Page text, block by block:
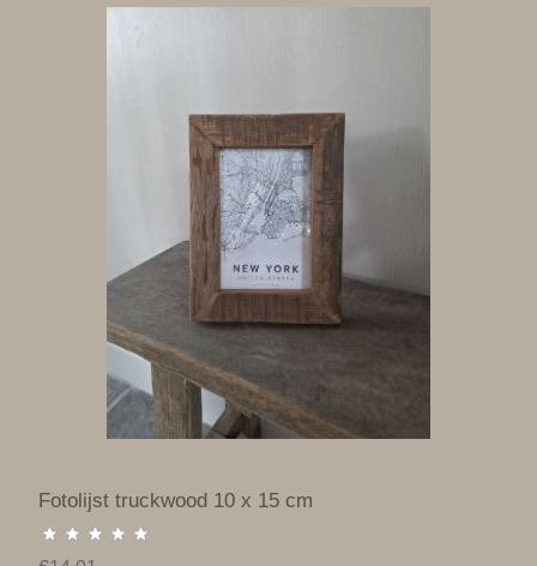
Fotolijst truckwood 10 x 15 cm